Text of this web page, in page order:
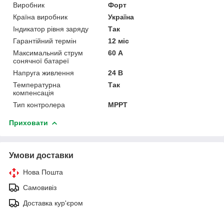
Виробник
Форт
Країна виробник
Україна
Індикатор рівня заряду
Так
Гарантійний термін
12 міс
Максимальний струм
сонячної батареї
60 А
Напруга живлення
24 В
Температурна
компенсація
Так
Тип контролера MPPT
Приховати
Умови доставки
Нова Пошта
Самовивіз
Доставка кур'єром